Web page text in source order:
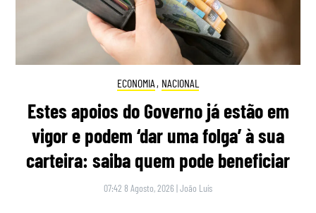
ECONOMIA , NACIONAL
Estes apoios do Governo já estão em
vigor e podem ‘dar uma folga’ à sua
carteira: saiba quem pode beneficiar
07:42 8 Agosto, 2026 |João Luís